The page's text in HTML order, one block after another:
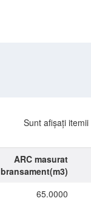
Sunt afișați itemii
ARC masurat
bransament(m3)
65.0000